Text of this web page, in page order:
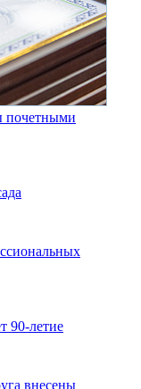
почетными
90-летие
внесены